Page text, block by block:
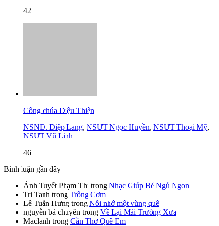
42
Công chúa Diệu Thiện
NSND. Diệp Lang, NSƯT Ngọc Huyền, NSƯT Thoại Mỹ,
NSƯT Vũ Linh
46
Bình luận gần đây
Ánh Tuyết Phạm Thị trong Nhạc Giúp Bé Ngủ Ngon
Tri Tanh trong Trống Cơm
Lê Tuấn Hưng trong Nỗi nhớ một vùng quê
nguyễn bá chuyên trong Về Lại Mái Trường Xưa
Maclanh trong Cần Thơ Quê Em